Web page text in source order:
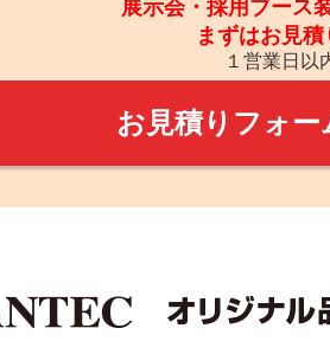
展示会・採用ブース
まずはお見積
１営業日以
お見積りフォー